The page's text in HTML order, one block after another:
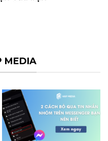
MEDIA